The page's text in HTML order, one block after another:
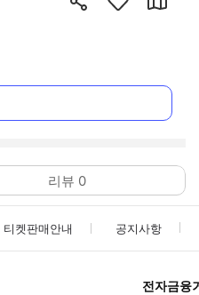
리뷰 0
티켓판매안내 공지사항
전자금융